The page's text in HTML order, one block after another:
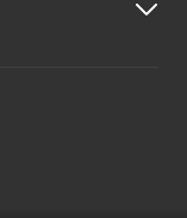
o wizycie.